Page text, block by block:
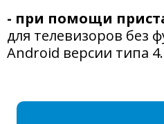
- при помощи
для телевизоров без
Android версии типа